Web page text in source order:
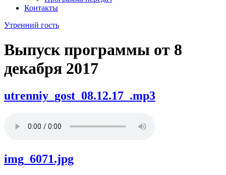
Контакты
Утренний гость
Выпуск программы от 8
декабря 2017
utrenniy_gost_08.12.17_.mp3
img_6071.jpg